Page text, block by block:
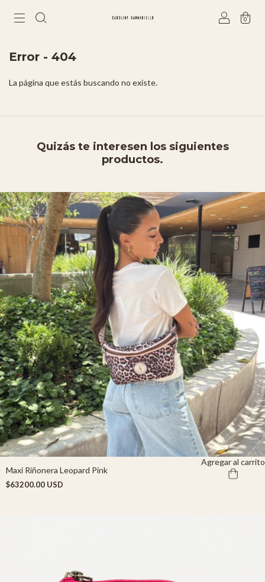
0
Error - 404
La página que estás buscando no existe.
Quizás te interesen los siguientes
productos.
Maxi Riñonera Leopard Pink
$63200.00 USD
Agregar al carrito